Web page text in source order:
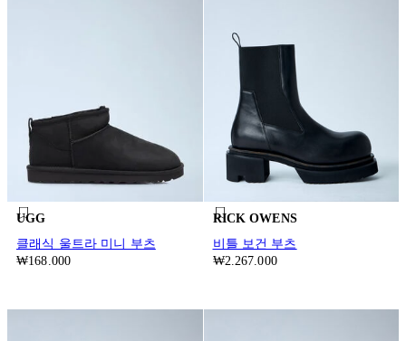
UGG
클래식 울트라 미니 부츠
₩168.000
RICK OWENS
비틀 보건 부츠
₩2.267.000